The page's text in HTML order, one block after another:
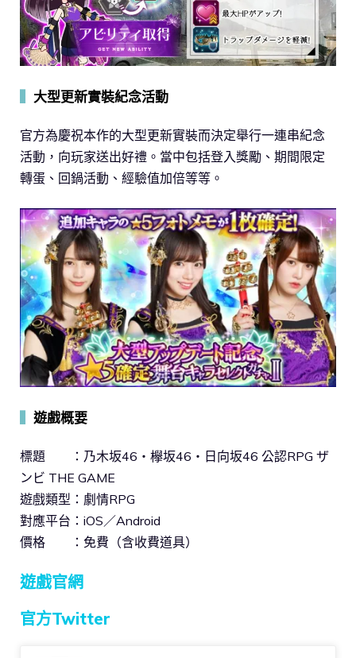
大型更新實裝紀念活動
官方為慶祝本作的大型更新實裝而決定舉行一連串紀念
活動，向玩家送出好禮。當中包括登入獎勵、期間限定
轉蛋、回鍋活動、經驗值加倍等等。
遊戲概要
標題 ：乃木坂46・欅坂46・日向坂46 公認RPG ザ
ンビ THE GAME
遊戲類型：劇情RPG
對應平台：iOS／Android
價格 ：免費（含收費道具）
遊戲官網
官方Twitter